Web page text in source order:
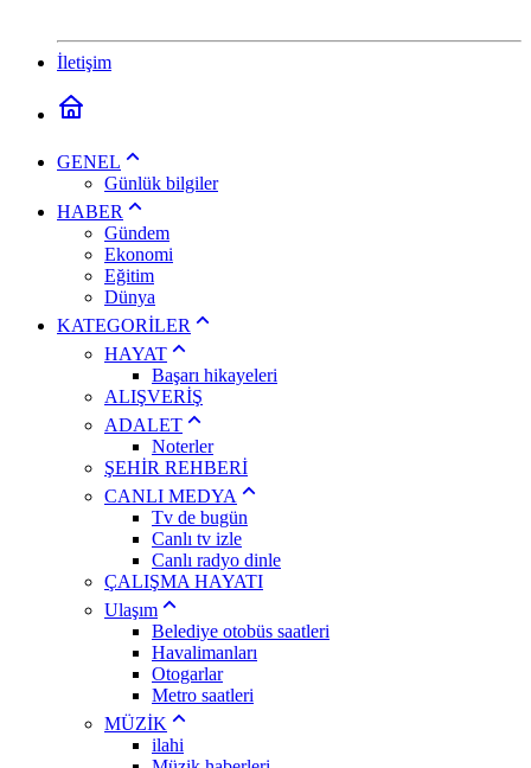
İletişim
GENEL
Günlük bilgiler
HABER
Gündem
Ekonomi
Eğitim
Dünya
KATEGORİLER
HAYAT
Başarı hikayeleri
ALIŞVERİŞ
ADALET
Noterler
ŞEHİR REHBERİ
CANLI MEDYA
Tv de bugün
Canlı tv izle
Canlı radyo dinle
ÇALIŞMA HAYATI
Ulaşım
Belediye otobüs saatleri
Havalimanları
Otogarlar
Metro saatleri
MÜZİK
ilahi